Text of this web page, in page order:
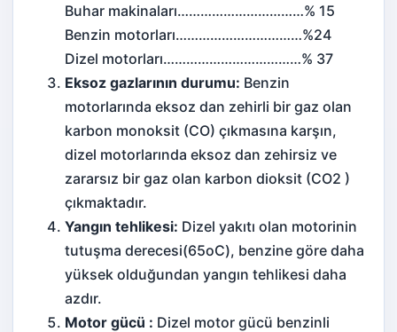
Buhar makinaları……………………………% 15
Benzin motorları……………………………%24
Dizel motorları………………………………% 37
Eksoz gazlarının durumu: Benzin
motorlarında eksoz dan zehirli bir gaz olan
karbon monoksit (CO) çıkmasına karşın,
dizel motorlarında eksoz dan zehirsiz ve
zararsız bir gaz olan karbon dioksit (CO2 )
çıkmaktadır.
Yangın tehlikesi: Dizel yakıtı olan motorinin
tutuşma derecesi(65oC), benzine göre daha
yüksek olduğundan yangın tehlikesi daha
azdır.
Motor gücü : Dizel motor gücü benzinli